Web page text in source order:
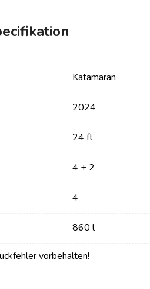
Katamaran
2024
24 ft
4 + 2
4
860 l
vorbehalten!